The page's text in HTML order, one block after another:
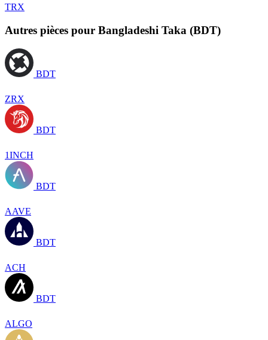
TRX
Autres pièces pour Bangladeshi Taka (BDT)
BDT
ZRX
BDT
1INCH
BDT
AAVE
BDT
ACH
BDT
ALGO